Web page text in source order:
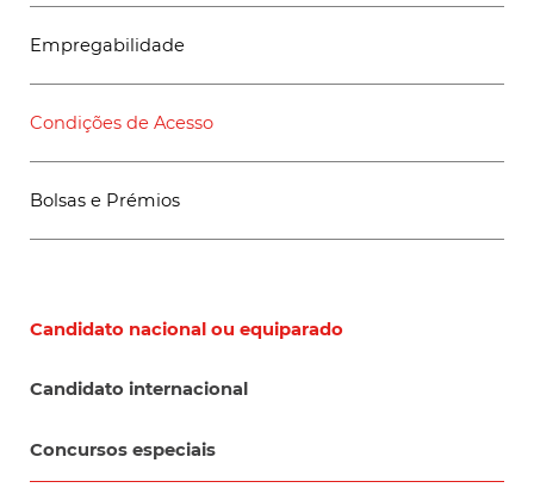
Empregabilidade
Condições de Acesso
Bolsas e Prémios
Candidato nacional ou equiparado
Candidato internacional
Concursos especiais